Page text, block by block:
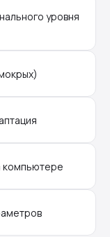
уровня
компьютере